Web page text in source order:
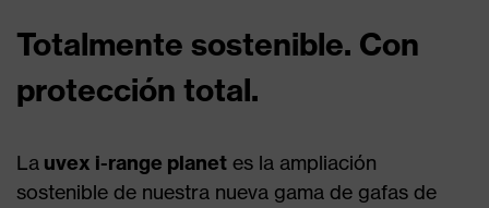
Totalmente sostenible. Con
protección total.
La uvex i-range planet es la ampliación
sostenible de nuestra nueva gama de gafas de